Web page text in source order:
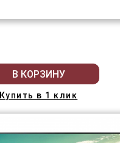
В КОРЗИНУ
Купить в 1 клик